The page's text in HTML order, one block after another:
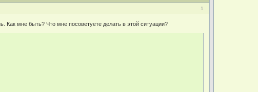
1
мне быть? Что мне посоветуете делать в этой ситуации?